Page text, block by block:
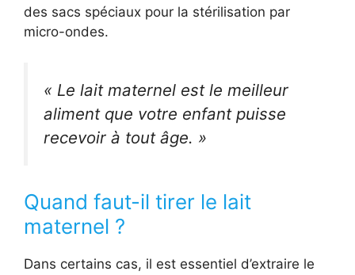
des sacs spéciaux pour la stérilisation par
micro-ondes.
« Le lait maternel est le meilleur
aliment que votre enfant puisse
recevoir à tout âge. »
Quand faut-il tirer le lait
maternel ?
Dans certains cas, il est essentiel d’extraire le